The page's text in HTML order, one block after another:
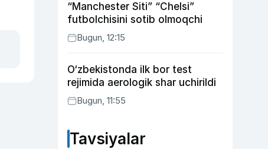
“Manchester Siti” “Chelsi”
futbolchisini sotib olmoqchi
Bugun, 12:15
O‘zbekistonda ilk bor test
rejimida aerologik shar uchirildi
Bugun, 11:55
Tavsiyalar